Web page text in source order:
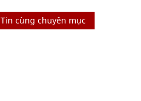
Tin cùng chuyên mục